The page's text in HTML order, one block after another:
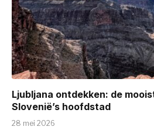
Ljubljana ontdekken: de
Slovenië’s hoofdstad
28 mei 2026